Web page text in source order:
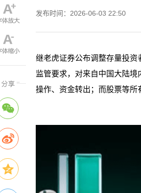
发布时间：2026-06-03 22:50
继老虎证券公布调整存量投
监管要求，对来自中国大陆
操作、资金转出；而股票等所